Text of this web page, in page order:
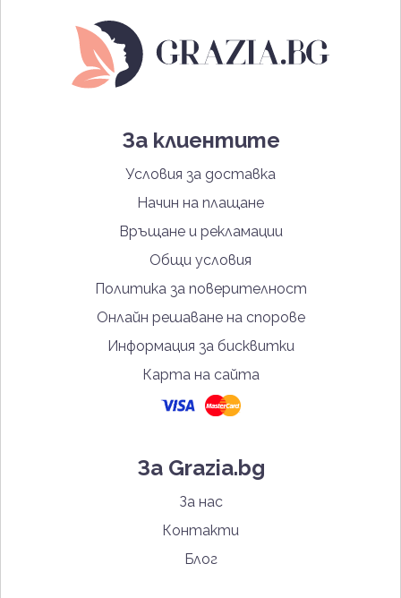
За клиентите
Условия за доставка
Начин на плащане
Връщане и рекламации
Общи условия
Политика за поверителност
Онлайн решаване на спорове
Информация за бисквитки
Карта на сайта
За Grazia.bg
За нас
Контакти
Блог